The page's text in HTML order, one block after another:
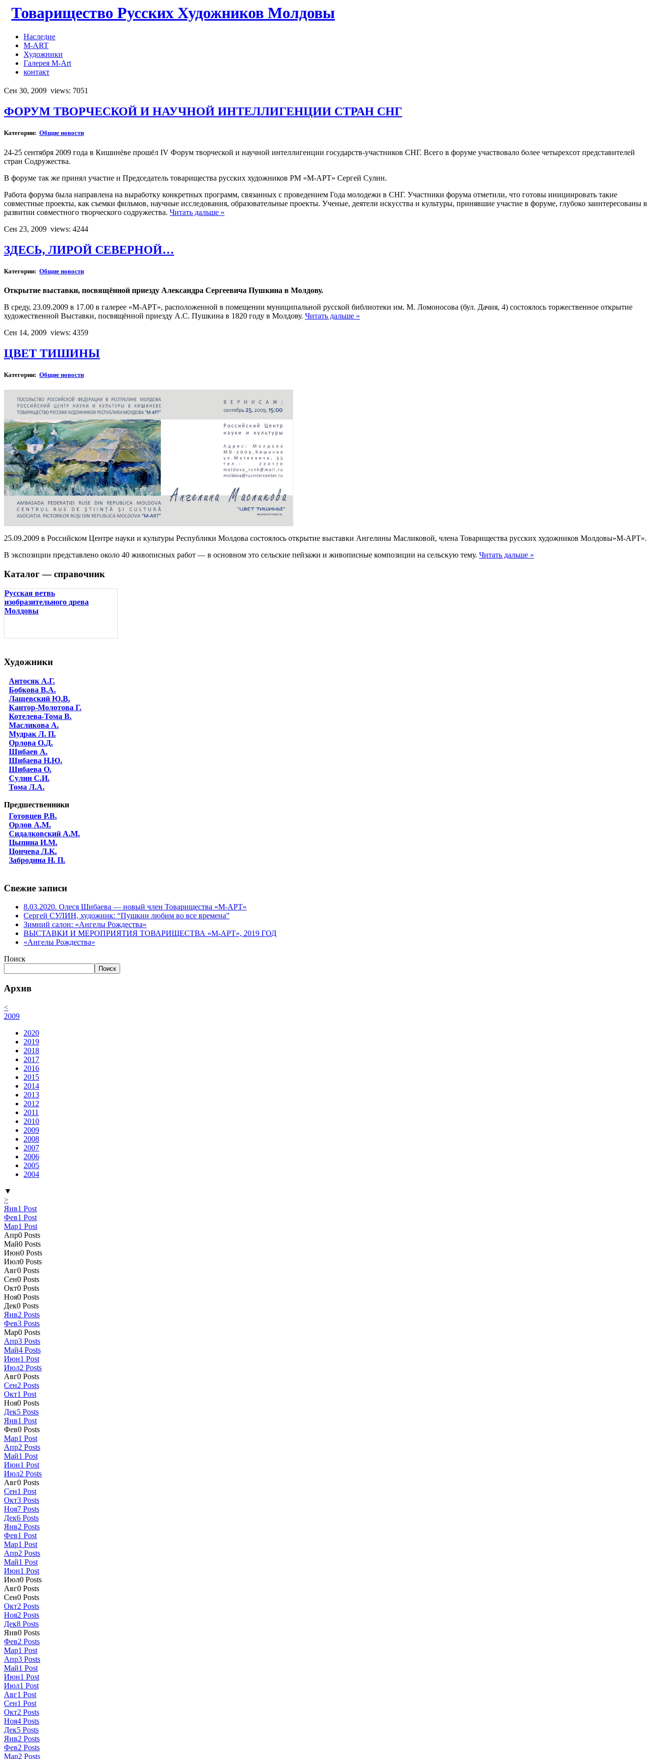
Товарищество Русских Художников Молдовы
Наследие
M-ART
Художники
Галерея M-Art
контакт
Сен 30, 2009 views: 7051
ФОРУМ ТВОРЧЕСКОЙ И НАУЧНОЙ ИНТЕЛЛИГЕНЦИИ СТРАН СНГ
Категории: Общие новости
24-25 сентября 2009 года в Кишинёве прошёл IV Форум творческой и научной интеллигенции государств-участников СНГ. Всего в форуме участвовало более четырехсот представителей
стран Содружества.
В форуме так же принял участие и Председатель товарищества русских художников РМ «М-АРТ» Сергей Сулин.
Работа форума была направлена на выработку конкретных программ, связанных с проведением Года молодежи в СНГ. Участники форума отметили, что готовы инициировать такие
совместные проекты, как съемки фильмов, научные исследования, образовательные проекты. Ученые, деятели искусства и культуры, принявшие участие в форуме, глубоко заинтересованы в
развитии совместного творческого содружества. Читать дальше »
Сен 23, 2009 views: 4244
ЗДЕСЬ, ЛИРОЙ СЕВЕРНОЙ…
Категории: Общие новости
Открытие выставки, посвящённой приезду Александра Сергеевича Пушкина в Молдову.
В среду, 23.09.2009 в 17.00 в галерее «М-АРТ», расположенной в помещении муниципальной русской библиотеки им. М. Ломоносова (бул. Дачия, 4) состоялось торжественное открытие
художественной Выставки, посвящённой приезду А.С. Пушкина в 1820 году в Молдову. Читать дальше »
Сен 14, 2009 views: 4359
ЦВЕТ ТИШИНЫ
Категории: Общие новости
25.09.2009 в Российском Центре науки и культуры Республики Молдова состоялось открытие выставки Ангелины Масликовой, члена Товарищества русских художников Молдовы»М-АРТ».
В экспозиции представлено около 40 живописных работ — в основном это сельские пейзажи и живописные композиции на сельскую тему. Читать дальше »
Каталог — справочник
Русская ветвь
изобразительного древа
Молдовы
Художники
Антосяк А.Г.
Бобкова В.А.
Лащевский Ю.В.
Кантор-Молотова Г.
Котелева-Тома В.
Масликова А.
Мудрак Л. П.
Орлова О.Д.
Шибаев А.
Шибаева Н.Ю.
Шибаева O.
Сулин С.И.
Тома Л.А.
Предшественники
Готовцев Р.В.
Орлов А.М.
Сидалковский А.М.
Цыпина И.М.
Цончева Л.K.
Забродина Н. П.
Свежие записи
8.03.2020. Олеся Шибаева — новый член Товарищества «М-АРТ»
Сергей СУЛИН, художник: “Пушкин любим во все времена”
Зимний салон: «Ангелы Рождества»
ВЫСТАВКИ И МЕРОПРИЯТИЯ ТОВАРИЩЕСТВА «М-АРТ», 2019 ГОД
«Ангелы Рождества»
Поиск
Поиск
Архив
<
2009
2020
2019
2018
2017
2016
2015
2014
2013
2012
2011
2010
2009
2008
2007
2006
2005
2004
▼
>
Янв1 Post
Фев1 Post
Мар1 Post
Апр0 Posts
Май0 Posts
Июн0 Posts
Июл0 Posts
Авг0 Posts
Сен0 Posts
Окт0 Posts
Ноя0 Posts
Дек0 Posts
Янв2 Posts
Фев3 Posts
Мар0 Posts
Апр3 Posts
Май4 Posts
Июн1 Post
Июл2 Posts
Авг0 Posts
Сен2 Posts
Окт1 Post
Ноя0 Posts
Дек5 Posts
Янв1 Post
Фев0 Posts
Мар1 Post
Апр2 Posts
Май1 Post
Июн1 Post
Июл2 Posts
Авг0 Posts
Сен1 Post
Окт3 Posts
Ноя7 Posts
Дек6 Posts
Янв2 Posts
Фев1 Post
Мар1 Post
Апр2 Posts
Май1 Post
Июн1 Post
Июл0 Posts
Авг0 Posts
Сен0 Posts
Окт2 Posts
Ноя2 Posts
Дек8 Posts
Янв0 Posts
Фев2 Posts
Мар1 Post
Апр3 Posts
Май1 Post
Июн1 Post
Июл1 Post
Авг1 Post
Сен1 Post
Окт2 Posts
Ноя4 Posts
Дек5 Posts
Янв2 Posts
Фев2 Posts
Мар2 Posts